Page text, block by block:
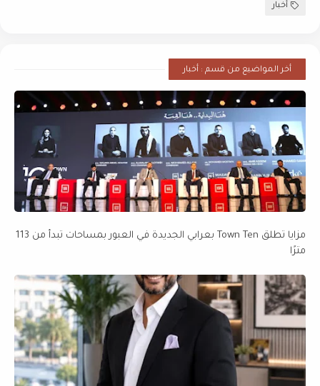
أخبار
أخر المواضيع من قسم : أخبار
مزايا تطلق Town Ten بعرابي الجديدة في العبور بمساحات تبدأ من 113
مترًا